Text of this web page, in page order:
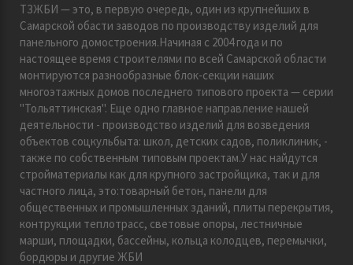
ТЗЖБИ — это, в первую очередь, один из крупнейших в
Самарской обасти заводов по производству изделий для
панельного домостроения.Начиная с 2004 года и по
настоящее время строителями по всей Самарской области
монтируются разнообразные блок-секции наших
многоэтажных домов последнего типового проекта — серии
"Тольяттинская". Еще одно главное направление нашей
деятельности - производство изделий для возведения
объектов соцкульбыта: школ, детских садов, поликлиник, -
также по собственным типовым проектам.У нас найдутся
стройматериалы как для крупного застройщика, так и для
частного лица, это:товарный бетон, панели для
общественных и промышленных зданий, плиты перекрытия,
контрукции теплотрасс, световые опоры, лестничные
марши, площадки, бассейны, кольца колодцев, перемычки,
бордюры и другие ЖБИ